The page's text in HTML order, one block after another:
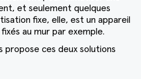
et seulement quelques
fixe, elle, est un appareil
au mur par exemple.
propose ces deux solutions